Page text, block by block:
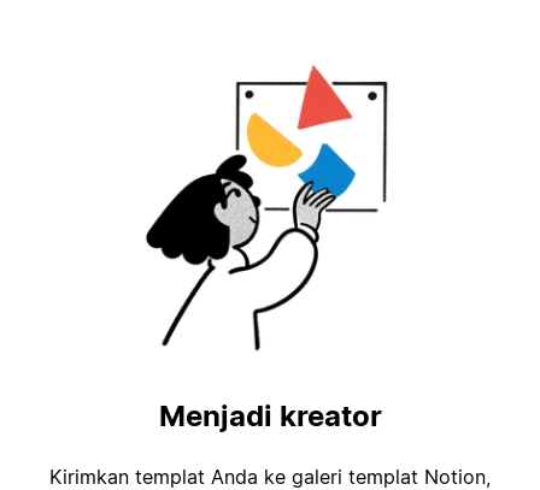
Menjadi kreator
Kirimkan templat Anda ke galeri templat Notion,